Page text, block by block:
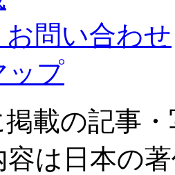
お問い合わせ
ップ
載の記事
は日本の